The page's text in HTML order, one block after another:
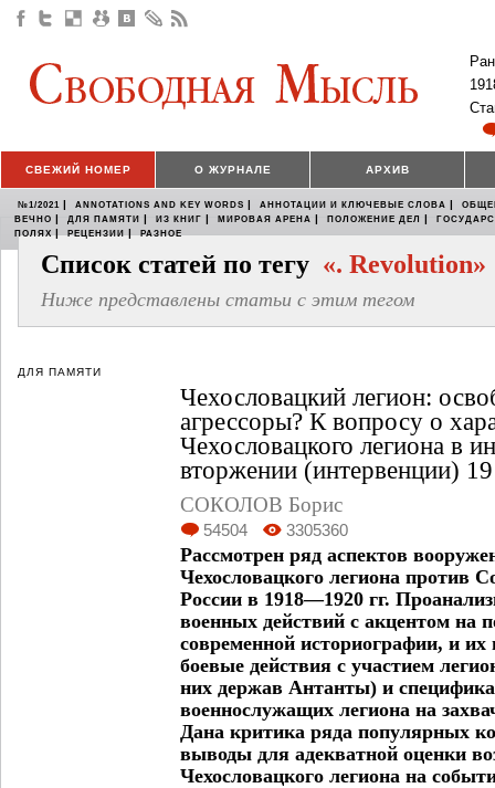
СВЕЖИЙ НОМЕР О ЖУРНАЛЕ АРХИВ
№1/2021 | ANNOTATIONS AND KEY WORDS | АННОТАЦИИ И КЛЮЧЕВЫЕ СЛОВА |
ВЕЧНО | ДЛЯ ПАМЯТИ | ИЗ КНИГ | МИРОВАЯ АРЕНА | ПОЛОЖЕНИЕ ДЕЛ |
ПОЛЯХ | РЕЦЕНЗИИ | РАЗНОЕ
Список статей по тегу «. Revolution»
Ниже представлены статьи с этим тегом
ДЛЯ ПАМЯТИ
Чехословацкий легион:
агрессоры? К вопросу о
Чехословацкого легиона в
вторжении (интервенции)
СОКОЛОВ Борис
54504 3305360
Рассмотрен ряд аспектов
Чехословацкого легиона против
России в 1918—1920 гг.
военных действий с акцентом на
современной историографии, и их
боевые действия с участием
них держав Антанты) и
военнослужащих легиона на
Дана критика ряда популярных
выводы для адекватной оценки
Чехословацкого легиона на